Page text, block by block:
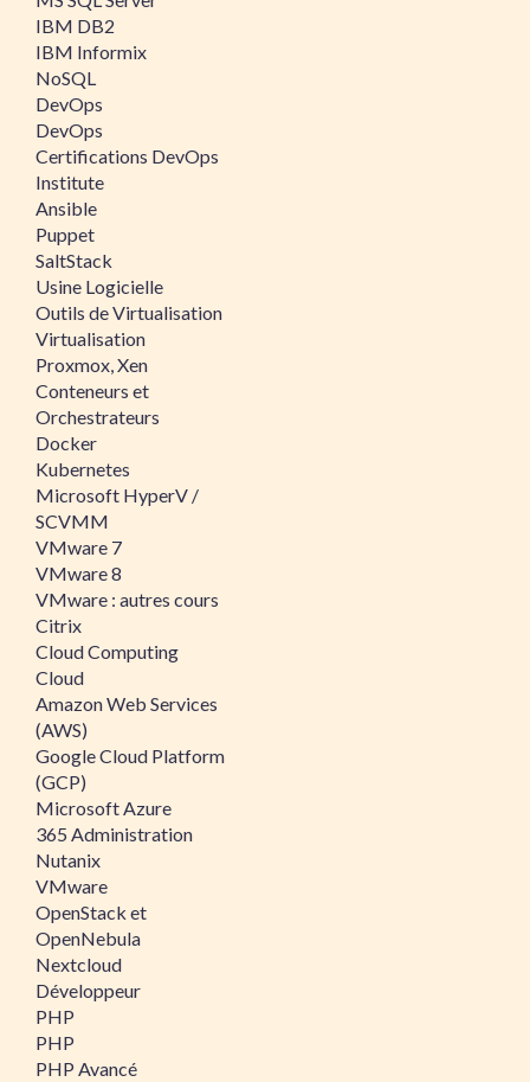
IBM DB2
IBM Informix
NoSQL
DevOps
DevOps
Certifications DevOps
Institute
Ansible
Puppet
SaltStack
Usine Logicielle
Outils de Virtualisation
Virtualisation
Proxmox, Xen
Conteneurs et
Orchestrateurs
Docker
Kubernetes
Microsoft HyperV /
SCVMM
VMware 7
VMware 8
VMware : autres cours
Citrix
Cloud Computing
Cloud
Amazon Web Services
(AWS)
Google Cloud Platform
(GCP)
Microsoft Azure
365 Administration
Nutanix
VMware
OpenStack et
OpenNebula
Nextcloud
Développeur
PHP
PHP
PHP Avancé